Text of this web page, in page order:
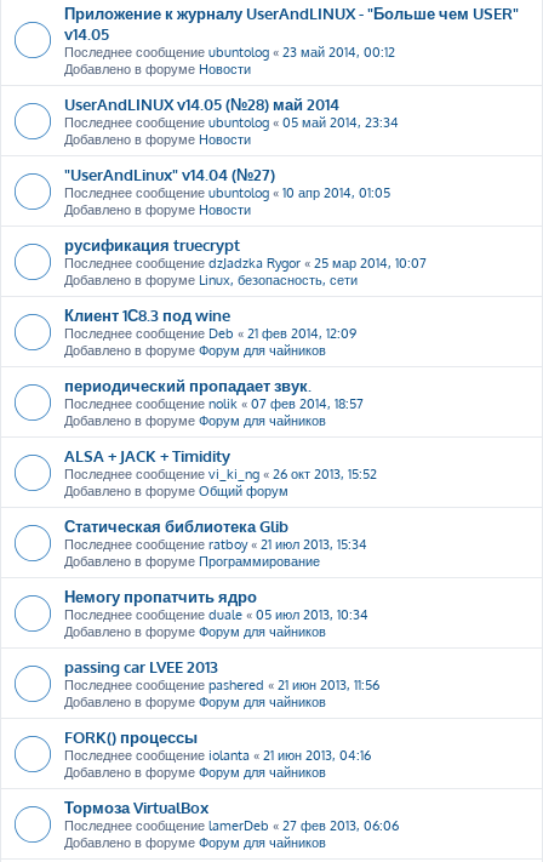
Приложение к журналу UserAndLINUX - "Больше чем USER"
v14.05
Последнее сообщение ubuntolog « 23 май 2014, 00:12
Добавлено в форуме Новости
UserAndLINUX v14.05 (№28) май 2014
Последнее сообщение ubuntolog « 05 май 2014, 23:34
Добавлено в форуме Новости
"UserAndLinux" v14.04 (№27)
Последнее сообщение ubuntolog « 10 апр 2014, 01:05
Добавлено в форуме Новости
русификация truecrypt
Последнее сообщение dzJadzka Rygor « 25 мар 2014, 10:07
Добавлено в форуме Linux, безопасность, сети
Клиент 1С8.3 под wine
Последнее сообщение Deb « 21 фев 2014, 12:09
Добавлено в форуме Форум для чайников
периодический пропадает звук.
Последнее сообщение nolik « 07 фев 2014, 18:57
Добавлено в форуме Форум для чайников
ALSA + JACK + Timidity
Последнее сообщение vi_ki_ng « 26 окт 2013, 15:52
Добавлено в форуме Общий форум
Статическая библиотека Glib
Последнее сообщение ratboy« 21 июл 2013, 15:34
Добавлено в форуме Программирование
Немогу пропатчить ядро
Последнее сообщение duale « 05 июл 2013, 10:34
Добавлено в форуме Форум для чайников
passing car LVEE 2013
Последнее сообщение pashered « 21 июн 2013, 11:56
Добавлено в форуме Форум для чайников
FORK() процессы
Последнее сообщение iolanta « 21 июн 2013, 04:16
Добавлено в форуме Форум для чайников
Тормоза VirtualBox
Последнее сообщение lamerDeb « 27 фев 2013, 06:06
Добавлено в форуме Форум для чайников